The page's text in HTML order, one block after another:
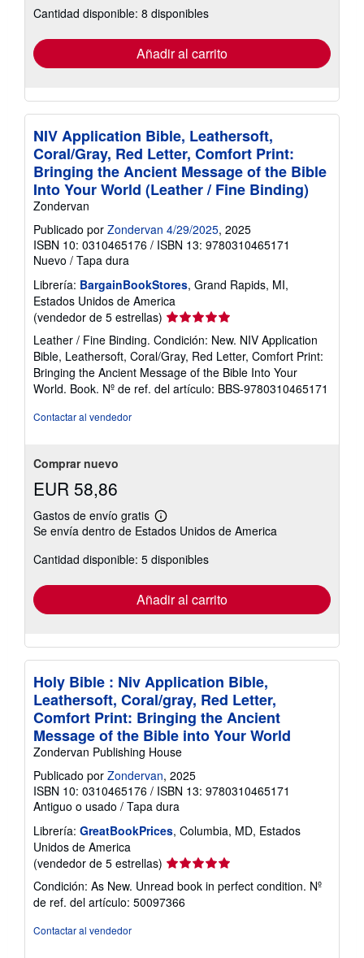
las
tarifas
envío
Cantidad disponible: 8 disponibles
Añadir al carrito
NIV Application Bible, Leathersoft,
Coral/Gray, Red Letter, Comfort Print:
Bringing the Ancient Message of the Bible
Into Your World (Leather / Fine Binding)
Zondervan
Publicado por Zondervan 4/29/2025, 2025
ISBN 10: 0310465176 / ISBN 13: 9780310465171
Nuevo / Tapa dura
Librería: BargainBookStores, Grand Rapids, MI,
Estados Unidos de America
(vendedor de 5 estrellas) Calificación
del
vendedor:
5
de
5
Leather / Fine Binding. Condición: New. NIV Application
Bible, Leathersoft, Coral/Gray, Red Letter, Comfort Print:
Bringing the Ancient Message of the Bible Into Your
World. Book. Nº de ref. del artículo: BBS-9780310465171
Contactar al vendedor
Comprar nuevo
EUR 58,86
Gastos de envío gratis
Más
información
las
tarifas
envío
Se envía dentro de Estados Unidos de America
Cantidad disponible: 5 disponibles
Añadir al carrito
Holy Bible : Niv Application Bible,
Leathersoft, Coral/gray, Red Letter,
Comfort Print: Bringing the Ancient
Message of the Bible into Your World
Zondervan Publishing House
Publicado por Zondervan, 2025
ISBN 10: 0310465176 / ISBN 13: 9780310465171
Antiguo o usado / Tapa dura
Librería: GreatBookPrices, Columbia, MD, Estados
Unidos de America
(vendedor de 5 estrellas) Calificación
del
vendedor:
5
Condición: As New. Unread book in perfect condition. Nº
de ref. del artículo: 50097366
Contactar al vendedor